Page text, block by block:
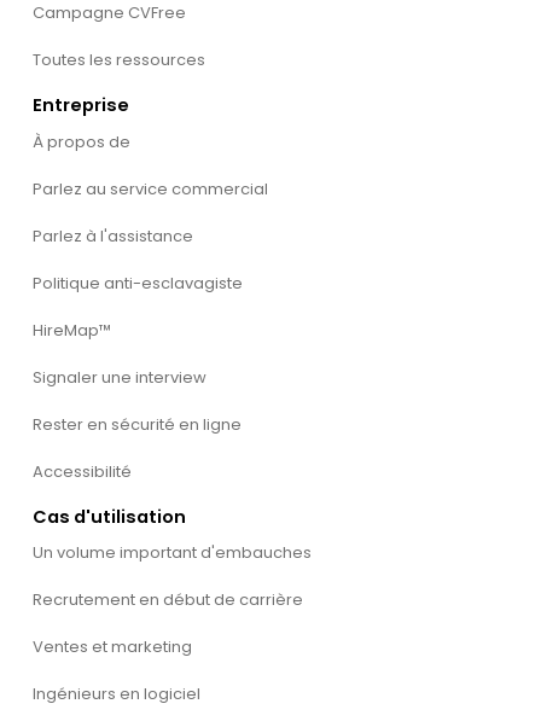
Campagne CVFree
Toutes les ressources
Entreprise
À propos de
Parlez au service commercial
Parlez à l'assistance
Politique anti-esclavagiste
HireMap™
Signaler une interview
Rester en sécurité en ligne
Accessibilité
Cas d'utilisation
Un volume important d'embauches
Recrutement en début de carrière
Ventes et marketing
Ingénieurs en logiciel